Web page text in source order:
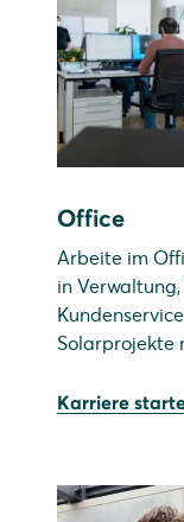
Office
Arbeite im
in
Solarprojekte
Karriere